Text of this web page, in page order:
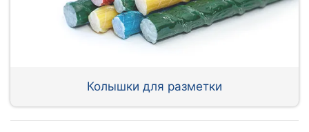
Колышки для разметки